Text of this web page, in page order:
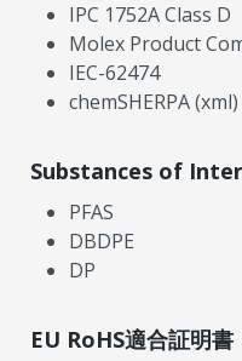
IPC 1752A Class D
Molex Product
IEC-62474
chemSHERPA (xml)
Substances of
PFAS
DBDPE
DP
EU RoHS適合証明書